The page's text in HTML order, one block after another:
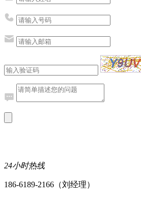
24小时热线
186-6189-2166（刘经理）